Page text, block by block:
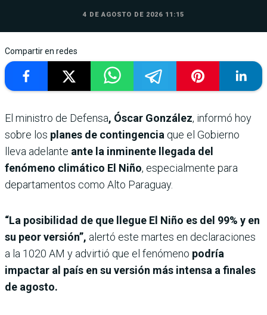
4 DE AGOSTO DE 2026 11:15
Compartir en redes
El ministro de Defensa, Óscar González, informó hoy
sobre los planes de contingencia que el Gobierno
lleva adelante ante la inminente llegada del
fenómeno climático El Niño, especialmente para
departamentos como Alto Paraguay.
“La posibilidad de que llegue El Niño es del 99% y en
su peor versión”, alertó este martes en declaraciones
a la 1020 AM y advirtió que el fenómeno podría
impactar al país en su versión más intensa a finales
de agosto.